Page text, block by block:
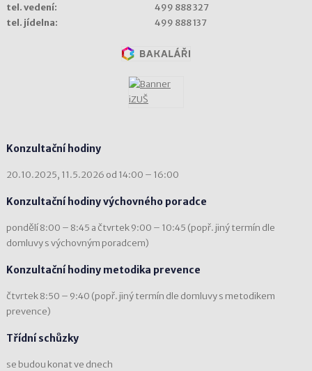
tel. vedení:
499 888 327
tel. jídelna:
499 888 137
Konzultační hodiny
20.10.2025, 11.5.2026 od 14:00 – 16:00
Konzultační hodiny výchovného poradce
pondělí 8:00 – 8:45 a čtvrtek 9:00 – 10:45 (popř. jiný termín dle
domluvy s výchovným poradcem)
Konzultační hodiny metodika prevence
čtvrtek 8:50 – 9:40 (popř. jiný termín dle domluvy s metodikem
prevence)
Třídní schůzky
se budou konat ve dnech